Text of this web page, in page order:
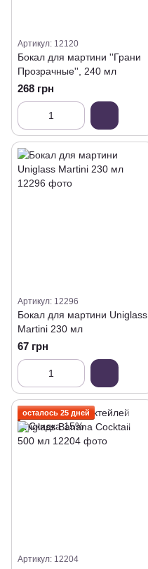
Артикул: 12120
Бокал для мартини ''Грани
Прозрачные'', 240 мл
268 грн
Артикул: 12296
Бокал для мартини Uniglass
Martini 230 мл
67 грн
осталось 25 дней
Артикул: 12204